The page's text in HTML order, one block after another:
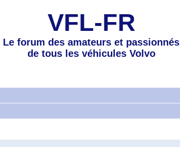
VFL-FR
Le forum des amateurs et passionnés
de tous les véhicules Volvo